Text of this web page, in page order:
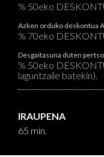
% 50eko
Azken orduko deskontua
% 70eko
Desgaitasuna duten
% 50eko
laguntzaile batekin).
IRAUPENA
65 min.